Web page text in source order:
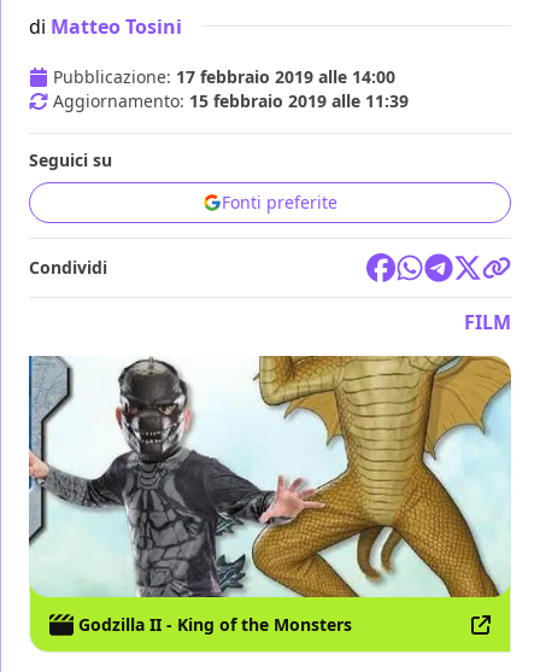
di Matteo Tosini
Pubblicazione: 17 febbraio 2019 alle 14:00
Aggiornamento: 15 febbraio 2019 alle 11:39
Seguici su
Fonti preferite
Condividi
FILM
Godzilla II - King of the Monsters